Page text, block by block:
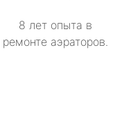
8 лет опыта в
ремонте аэраторов.